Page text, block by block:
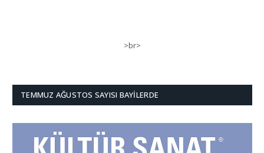
>br>
TEMMUZ AĞUSTOS SAYISI BAYILERDE